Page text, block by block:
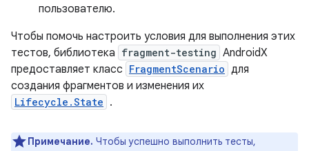
пользователю.
Чтобы помочь настроить условия для выполнения этих
тестов, библиотека fragment-testing AndroidX
предоставляет класс FragmentScenario для
создания фрагментов и изменения их
Lifecycle.State .
Примечание. Чтобы успешно выполнить тесты,